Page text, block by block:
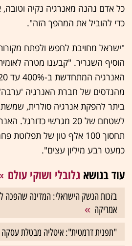
כל אדם נהנה מאנרגיה נקיה וטובה,
כדי להוביל את המהפך הזה".
"ישראל מחויבת לחפש ולפתח
הוסיף השגריר. "קבענו מטרה
מהנדסים של חברת האנרגיה
ביתר להפקת אנרגיה סולרית,
לשטחם של 20 מגרשי
תחסוך 100 אלף טון של
כמעט רבע מיליון עצים".
עוד בנושא גלובלי ושוקי עולם
בזכות הנשק הישראלי: המדינה שהפכה
אמריקה
"תפנית דרמטית": איטליה מבטלת